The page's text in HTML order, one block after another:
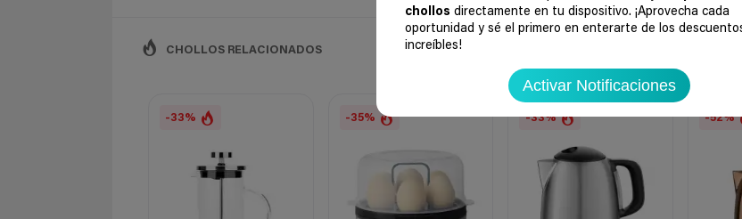
chollos directamente en tu dispositivo. ¡Aprovecha cada
oportunidad y sé el primero en enterarte de los
increíbles!
Activar Notificaciones
CHOLLOS RELACIONADOS
-33% -35% -33% -52%